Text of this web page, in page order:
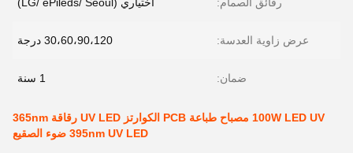
عرض زاوية العدسة: 30،60،90،120 درجة
ضمان: 1 سنة
100W LED UV مصباح طباعة PCB الكوارتز UV LED رقاقة 365nm
395nm UV LED ضوء الصقيع